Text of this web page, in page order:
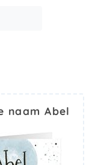
naam Abel